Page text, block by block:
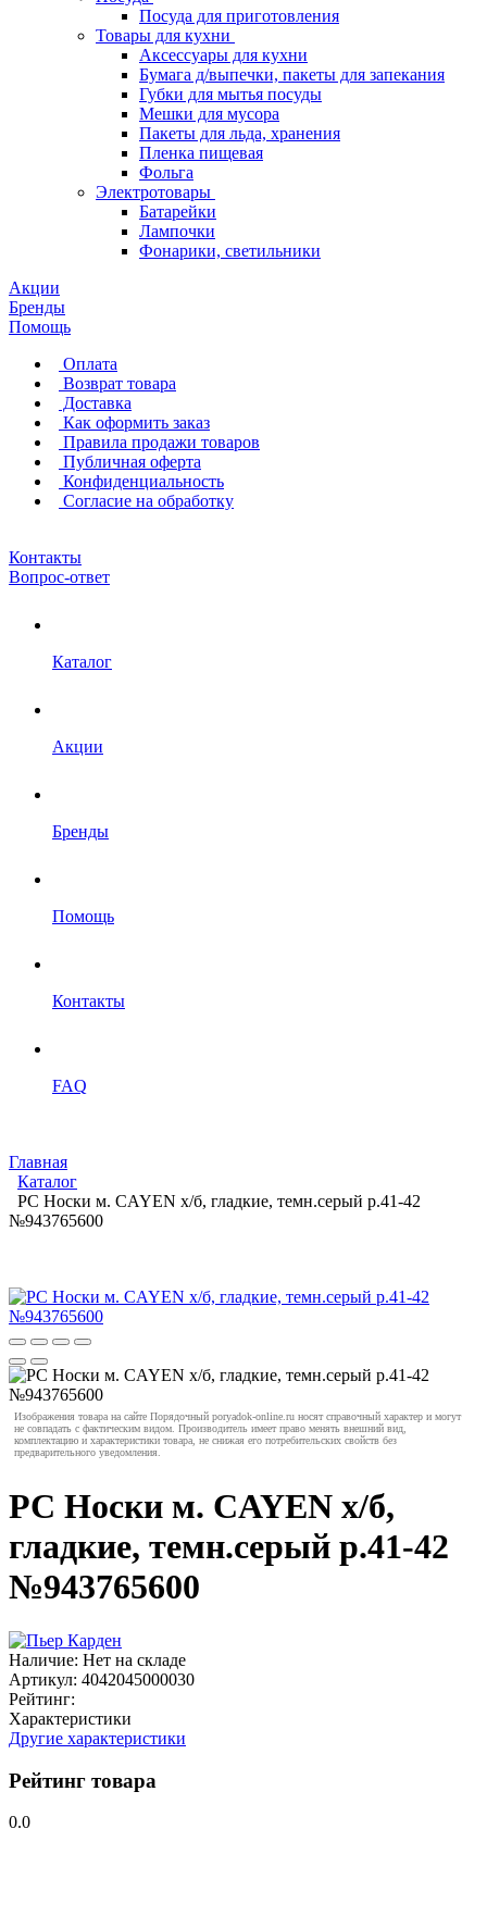
Посуда для приготовления
Товары для кухни
Аксессуары для кухни
Бумага д/выпечки, пакеты для запекания
Губки для мытья посуды
Мешки для мусора
Пакеты для льда, хранения
Пленка пищевая
Фольга
Электротовары
Батарейки
Лампочки
Фонарики, светильники
Акции
Бренды
Помощь
Оплата
Возврат товара
Доставка
Как оформить заказ
Правила продажи товаров
Публичная оферта
Конфиденциальность
Согласие на обработку
Контакты
Вопрос-ответ
Каталог
Акции
Бренды
Помощь
Контакты
FAQ
Главная
Каталог
PC Носки м. CAYEN х/б, гладкие, темн.серый р.41-42
№943765600
Изображения товара на сайте Порядочный poryadok-online.ru носят справочный характер и могут
не совпадать с фактическим видом. Производитель имеет право менять внешний вид,
комплектацию и характеристики товара, не снижая его потребительских свойств без
предварительного уведомления.
PC Носки м. CAYEN х/б,
гладкие, темн.серый р.41-42
№943765600
Наличие: Нет на складе
Артикул: 4042045000030
Рейтинг:
Характеристики
Другие характеристики
Рейтинг товара
0.0